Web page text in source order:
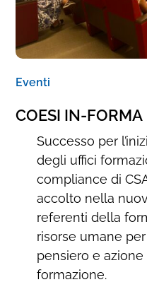
Eventi
COESI IN-FORMA
Successo per
degli uffici
compliance di
accolto nella
referenti della
risorse umane
pensiero e
formazione.